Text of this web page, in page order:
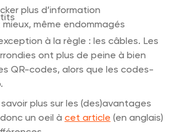
plus d’information
même endommagés
à la règle : les câbles. Les
ont plus de peine à bien
QR-codes, alors que les codes-
plus sur les (des)avantages
un oeil à cet article (en anglais)